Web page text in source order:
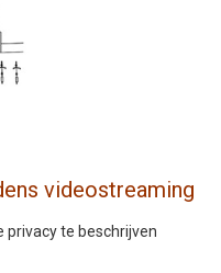
videostreaming
privacy te beschrijven